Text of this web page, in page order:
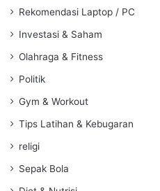
Rekomendasi Laptop / PC
Investasi & Saham
Olahraga & Fitness
Politik
Gym & Workout
Tips Latihan & Kebugaran
religi
Sepak Bola